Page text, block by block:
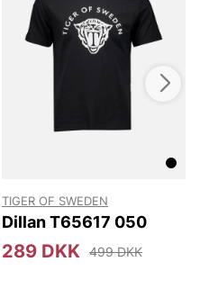
TIGER OF SWEDEN
Dillan T65617 050
289 DKK 499 DKK